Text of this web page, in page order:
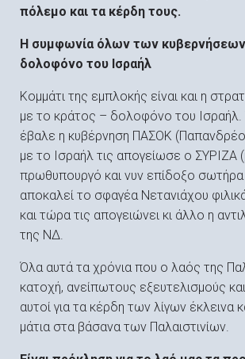
πόλεμο και τα κέρδη τους.
Η συμφωνία όλων των
δολοφόνο του Ισραήλ
Κομμάτι της εμπλοκής είναι και η
με το κράτος – δολοφόνο του Ισραήλ.
έβαλε η κυβέρνηση ΠΑΣΟΚ
με το Ισραήλ τις απογείωσε ο ΣΥΡΙΖΑ
πρωθυπουργό και νυν επίδοξο σωτήρα
αποκαλεί το σφαγέα Νετανιάχου
και τώρα τις απογειώνει κι άλλο η
της ΝΔ.
Όλα αυτά τα χρόνια που ο λαός της
κατοχή, ανείπωτους εξευτελισμούς
αυτοί για τα κέρδη των λίγων έκλεινα
μάτια στα βάσανα των Παλαιστινίων.